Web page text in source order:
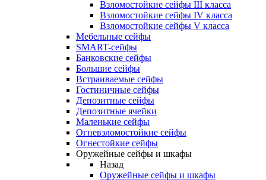
Взломостойкие сейфы III класса
Взломостойкие сейфы IV класса
Взломостойкие сейфы V класса
Мебельные сейфы
SMART-сейфы
Банковские сейфы
Большие сейфы
Встраиваемые сейфы
Гостиничные сейфы
Депозитные сейфы
Депозитные ячейки
Маленькие сейфы
Огневзломостойкие сейфы
Огнестойкие сейфы
Оружейные сейфы и шкафы
Назад
Оружейные сейфы и шкафы